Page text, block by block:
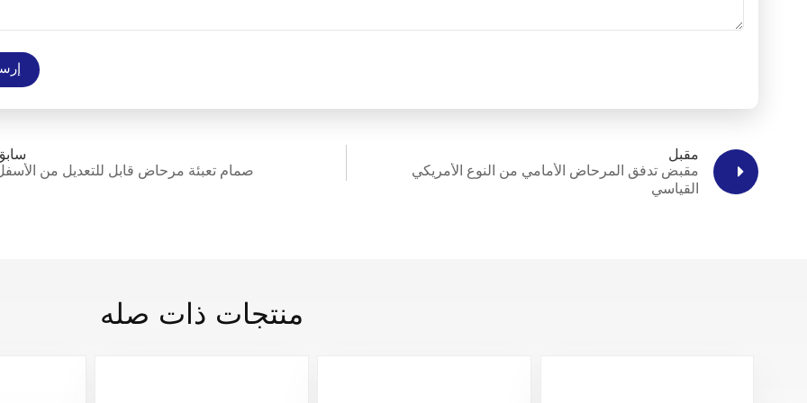
صمام تعبئة مرحاض قابل للتعديل من
مقبل
مقبض تدفق المرحاض الأمامي من النوع الأمريكي
القياسي
منتجات ذات صله